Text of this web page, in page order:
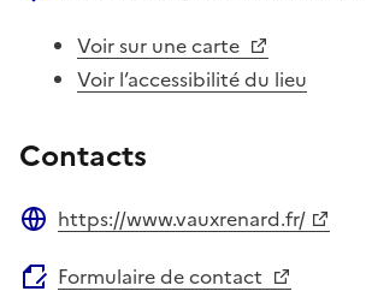
Voir sur une carte
Voir l’accessibilité du lieu
Contacts
https://www.vauxrenard.fr/
Formulaire de contact